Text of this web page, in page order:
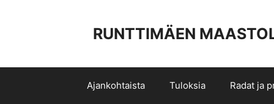
RUNTTIMÄEN
Ajankohtaista Tuloksia Radat ja